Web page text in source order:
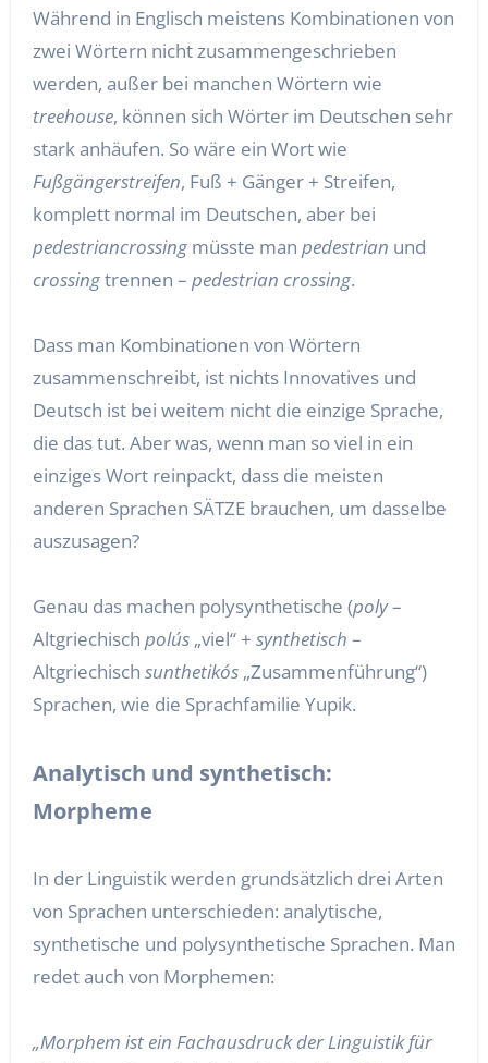
Während in Englisch meistens Kombinationen von
zwei Wörtern nicht zusammengeschrieben
werden, außer bei manchen Wörtern wie
treehouse, können sich Wörter im Deutschen sehr
stark anhäufen. So wäre ein Wort wie
Fußgängerstreifen, Fuß + Gänger + Streifen,
komplett normal im Deutschen, aber bei
pedestriancrossingmüsste man pedestrian und
crossingtrennen – pedestrian crossing.
Dass man Kombinationen von Wörtern
zusammenschreibt, ist nichts Innovatives und
Deutsch ist bei weitem nicht die einzige Sprache,
die das tut. Aber was, wenn man so viel in ein
einziges Wort reinpackt, dass die meisten
anderen Sprachen SÄTZE brauchen, um dasselbe
auszusagen?
Genau das machen polysynthetische (poly–
Altgriechisch polús„viel“ + synthetisch –
Altgriechisch sunthetikós„Zusammenführung“)
Sprachen, wie die Sprachfamilie Yupik.
Analytisch und synthetisch:
Morpheme
In der Linguistik werden grundsätzlich drei Arten
von Sprachen unterschieden: analytische,
synthetische und polysynthetische Sprachen. Man
redet auch von Morphemen:
„Morphem ist ein Fachausdruck der Linguistik für